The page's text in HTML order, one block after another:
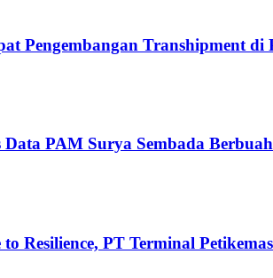
Pengembangan Transhipment
Data PAM Surya Sembada
Resilience, PT Terminal